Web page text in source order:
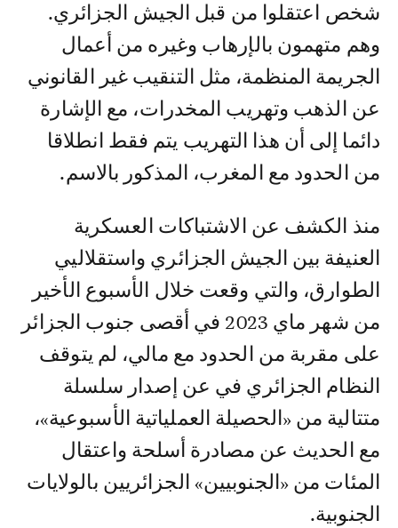
شخص اعتقلوا من قبل الجيش الجزائري.
وهم متهمون بالإرهاب وغيره من أعمال
الجريمة المنظمة، مثل التنقيب غير القانوني
عن الذهب وتهريب المخدرات، مع الإشارة
دائما إلى أن هذا التهريب يتم فقط انطلاقا
من الحدود مع المغرب، المذكور بالاسم.
منذ الكشف عن الاشتباكات العسكرية
العنيفة بين الجيش الجزائري واستقلاليي
الطوارق، والتي وقعت خلال الأسبوع الأخير
من شهر ماي 2023 في أقصى جنوب الجزائر
على مقربة من الحدود مع مالي، لم يتوقف
النظام الجزائري في عن إصدار سلسلة
متتالية من «الحصيلة العملياتية الأسبوعية»،
مع الحديث عن مصادرة أسلحة واعتقال
المئات من «الجنوبيين» الجزائريين بالولايات
الجنوبية.